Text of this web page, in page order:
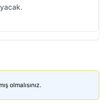
olmalısınız.